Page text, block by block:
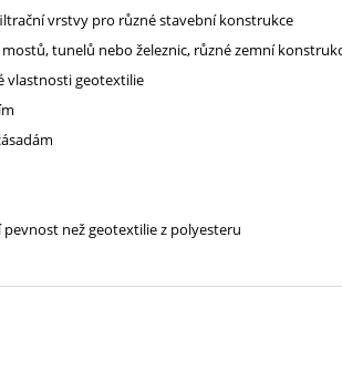
vrstvy pro různé stavební konstrukce
tunelů nebo železnic, různé zemní
vlastnosti geotextilie
než geotextilie z polyesteru